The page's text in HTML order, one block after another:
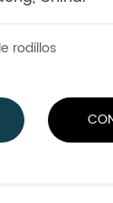
rodillos